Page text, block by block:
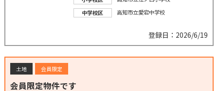
中学校区
高知市立愛宕中学校
登録日：2026/6/19
土地 会員限定
会員限定物件です